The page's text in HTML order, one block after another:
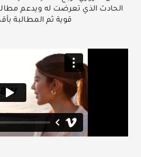
الحادث الذي تعرضت له ويدعم
قوية ثم المطالبة